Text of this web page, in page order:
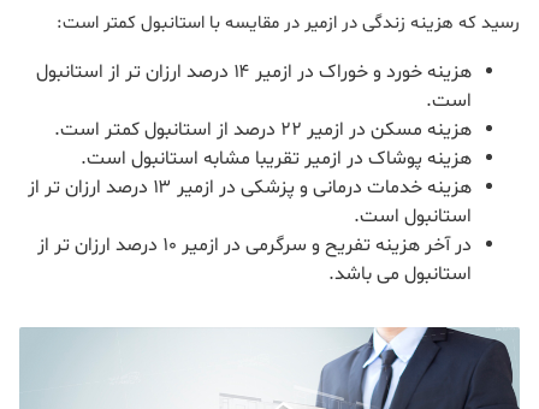
رسید که هزینه زندگی در ازمیر در مقایسه با استانبول کمتر است:
هزینه خورد و خوراک در ازمیر ۱۴ درصد ارزان تر از استانبول
است.
هزینه مسکن در ازمیر ۲۲ درصد از استانبول کمتر است.
هزینه پوشاک در ازمیر تقریبا مشابه استانبول است.
هزینه خدمات درمانی و پزشکی در ازمیر ۱۳ درصد ارزان تر از
استانبول است.
در آخر هزینه تفریح و سرگرمی در ازمیر ۱۰ درصد ارزان تر از
استانبول می باشد.